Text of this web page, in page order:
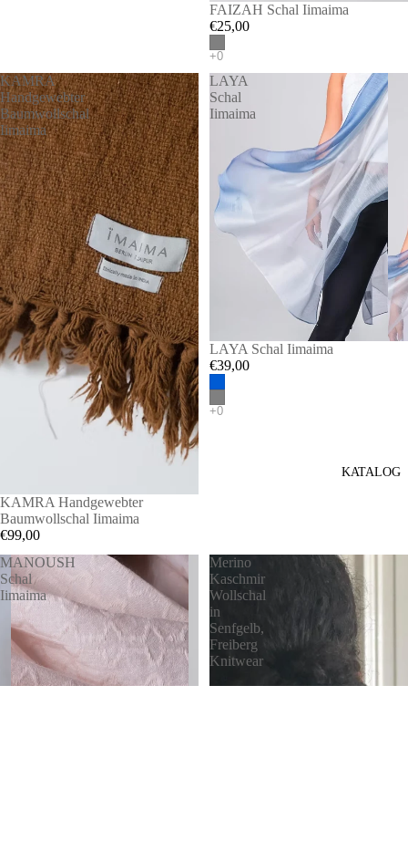
KATALOG
FAIZAH Schal Iimaima
€25,00
KAMRA
Handgewebter
Baumwollschal
Iimaima
KAMRA Handgewebter
Baumwollschal Iimaima
€99,00
LAYA
Schal
Iimaima
LAYA Schal Iimaima
€39,00
MANOUSH
Schal
Iimaima
Merino
Kaschmir
Wollschal
in
Senfgelb,
Freiberg
Knitwear